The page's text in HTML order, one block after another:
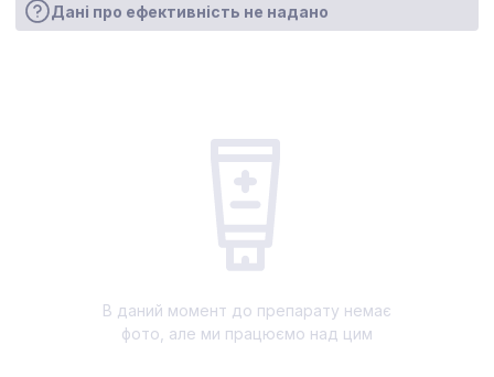
Дані про ефективність не надано
В даний момент до препарату немає
фото, але ми працюємо над цим